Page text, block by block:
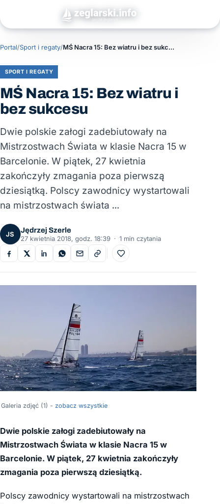
Portal/Sport i regaty/ MŚ Nacra 15: Bez wiatru i bez sukcesu
SPORT I REGATY
MŚ Nacra 15: Bez wiatru i
bez sukcesu
Dwie polskie załogi zadebiutowały na
Mistrzostwach Świata w klasie Nacra 15 w
Barcelonie. W piątek, 27 kwietnia
zakończyły zmagania poza pierwszą
dziesiątką. Polscy zawodnicy wystartowali
na mistrzostwach świata …
JS
Jędrzej Szerle
27 kwietnia 2018, godz. 18:39 · 1 min czytania
Do ulubionych
Galeria zdjęć (1) - zobacz wszystkie
Dwie polskie załogi zadebiutowały na
Mistrzostwach Świata w klasie Nacra 15 w
Barcelonie. W piątek, 27 kwietnia zakończyły
zmagania poza pierwszą dziesiątką.
Polscy zawodnicy wystartowali na mistrzostwach